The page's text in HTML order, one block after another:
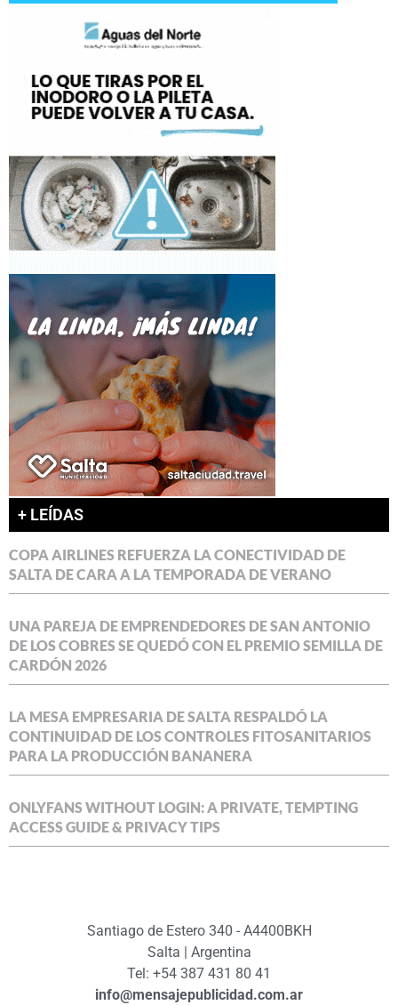
+ LEÍDAS
COPA AIRLINES REFUERZA LA CONECTIVIDAD DE
SALTA DE CARA A LA TEMPORADA DE VERANO
UNA PAREJA DE EMPRENDEDORES DE SAN ANTONIO
DE LOS COBRES SE QUEDÓ CON EL PREMIO SEMILLA DE
CARDÓN 2026
LA MESA EMPRESARIA DE SALTA RESPALDÓ LA
CONTINUIDAD DE LOS CONTROLES FITOSANITARIOS
PARA LA PRODUCCIÓN BANANERA
ONLYFANS WITHOUT LOGIN: A PRIVATE, TEMPTING
ACCESS GUIDE & PRIVACY TIPS
Santiago de Estero 340 - A4400BKH
Salta | Argentina
Tel: +54 387 431 80 41
info@mensajepublicidad.com.ar